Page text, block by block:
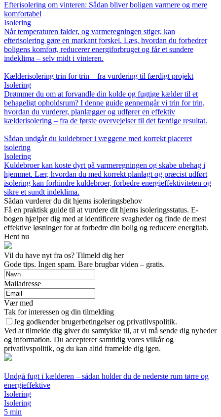
Efterisolering om vinteren: Sådan bliver boligen varmere og mere
komfortabel
Isolering
Når temperaturen falder, og varmeregningen stiger, kan
efterisolering gøre en markant forskel. Læs, hvordan du forbedrer
boligens komfort, reducerer energiforbruget og får et sundere
indeklima – selv midt i vinteren.
Kælderisolering trin for trin – fra vurdering til færdigt projekt
Isolering
Drømmer du om at forvandle din kolde og fugtige kælder til et
behageligt opholdsrum? I denne guide gennemgår vi trin for trin,
hvordan du vurderer, planlægger og udfører en effektiv
kælderisolering – fra de første overvejelser til det færdige resultat.
Sådan undgår du kuldebroer i væggene med korrekt placeret
isolering
Isolering
Kuldebroer kan koste dyrt på varmeregningen og skabe ubehag i
hjemmet. Lær, hvordan du med korrekt planlagt og præcist udført
isolering kan forhindre kuldebroer, forbedre energieffektiviteten og
sikre et sundt indeklima.
Sådan vurderer du dit hjems isoleringsbehov
Få en praktisk guide til at vurdere dit hjems isoleringsstatus. E-
bogen hjælper dig med at identificere svagheder og finde de mest
effektive løsninger for at forbedre din bolig og reducere energitab.
Hent nu
Vil du have nyt fra os? Tilmeld dig her
Gode tips. Ingen spam. Bare brugbar viden – gratis.
Mailadresse
Vær med
Tak for interessen og din tilmelding
Jeg godkender brugerbetingelser og privatlivspolitik.
Ved at tilmelde dig giver du samtykke til, at vi må sende dig nyheder
og information. Du accepterer samtidig vores vilkår og
privatlivspolitik, og du kan altid framelde dig igen.
Undgå fugt i kælderen – sådan holder du de nederste rum tørre og
energieffektive
Isolering
Isolering
5 min